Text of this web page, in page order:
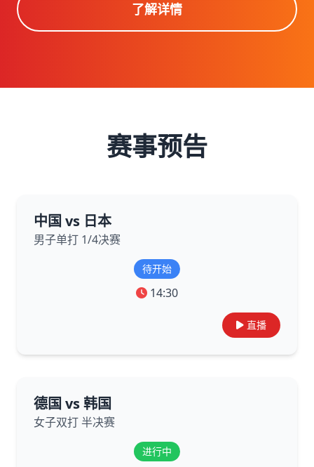
了解详情
赛事预告
中国 vs 日本
男子单打 1/4决赛
待开始
14:30
直播
德国 vs 韩国
女子双打 半决赛
进行中